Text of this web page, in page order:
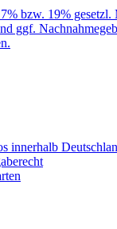
bzw. 19% gesetzl.
ggf.
innerhalb